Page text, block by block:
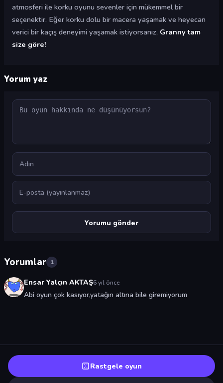
atmosferi ile korku oyunu sevenler için mükemmel bir
seçenektir. Eğer korku dolu bir macera yaşamak ve heyecan
verici bir kaçış deneyimi yaşamak istiyorsanız, Granny tam
size göre!
Yorum yaz
Yorum
Ad
E-posta
Yorumlar 1
Ensar Yalçın AKTAŞ6 yıl önce
Abi oyun çok kasıyor,yatağın altına bile giremiyorum
Rastgele oyun